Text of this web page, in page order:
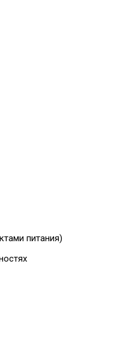
питания)